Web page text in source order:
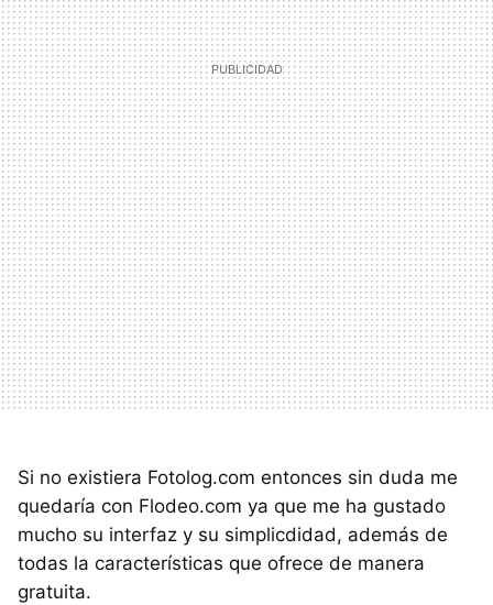
Si no existiera Fotolog.com entonces sin duda me
quedaría con Flodeo.com ya que me ha gustado
mucho su interfaz y su simplicdidad, además de
todas la características que ofrece de manera
gratuita.